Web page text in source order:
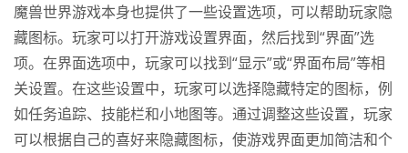
魔兽世界游戏本身也提供了一些设置选项，可以帮助玩家隐
藏图标。玩家可以打开游戏设置界面，然后找到“界面”选
项。在界面选项中，玩家可以找到“显示”或“界面布局”等相
关设置。在这些设置中，玩家可以选择隐藏特定的图标，例
如任务追踪、技能栏和小地图等。通过调整这些设置，玩家
可以根据自己的喜好来隐藏图标，使游戏界面更加简洁和个